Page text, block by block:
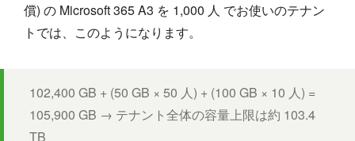
償) の Microsoft 365 A3 を 1,000 人 でお使いのテナン
トでは、このようになります。
102,400 GB + (50 GB × 50 人) + (100 GB × 10 人) =
105,900 GB → テナント全体の容量上限は約 103.4
TB